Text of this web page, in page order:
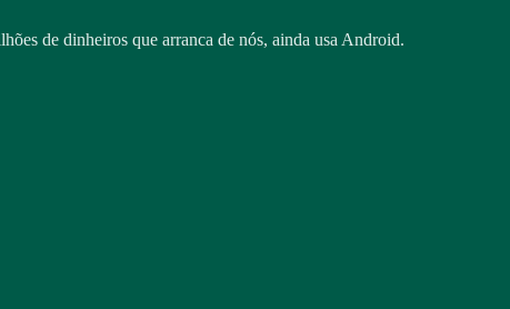
de dinheiros que arranca de nós, ainda usa Android.